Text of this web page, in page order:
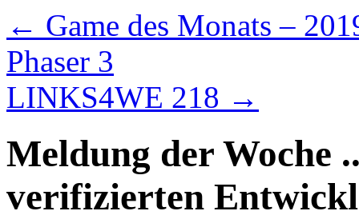
← Game des Monats –
Phaser 3
LINKS4WE 218 →
Meldung der Woche
verifizierten